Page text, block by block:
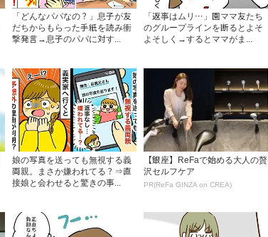
「どんなパパなの？」息子が友
だちからもらった手紙を読み衝
撃発言→息子のパパに対す...
「返事はムリ…」園ママ友たち
のグループラインを断るとよそ
よそしく→するとママがま...
娘の写真を送っても無視する義
両親。まさか嫌われてる？⇒直
接娘と会わせると驚きの事...
【銀座】ReFaで始める大人の贅
沢セルフケア
PR(ReFa GINZA on CREA)